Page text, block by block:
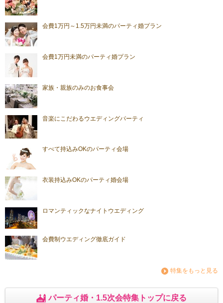
会費1万円～1.5万円未満のパーティ婚プラン
会費1万円未満のパーティ婚プラン
家族・親族のみのお食事会
音楽にこだわるウエディングパーティ
すべて持込みOKのパーティ会場
衣装持込みOKのパーティ婚会場
ロマンティックなナイトウエディング
会費制ウエディング徹底ガイド
特集をもっと見る
パーティ婚・1.5次会特集トップに戻る